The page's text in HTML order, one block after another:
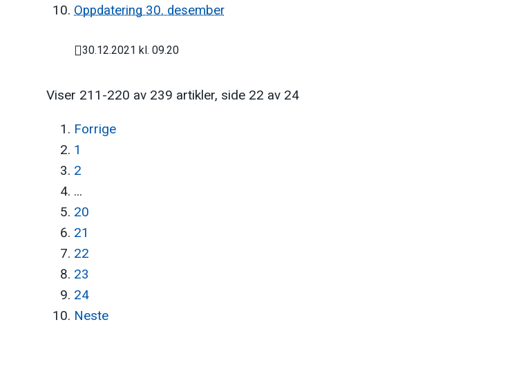
Oppdatering 30. desember
Publisert
30.12.2021 kl. 09.20
Viser 211-220 av 239 artikler, side 22 av 24
Forrige
1
2
...
20
21
22
23
24
Neste